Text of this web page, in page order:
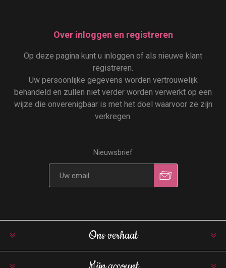
Over inloggen en registreren
Op deze pagina kunt u inloggen of als nieuwe klant
registreren.
Uw persoonlijke gegevens worden vertrouwelijk
behandeld en zullen niet verder worden verwerkt op een
wijze die onverenigbaar is met het doel waarvoor ze zijn
verkregen.
Nieuwsbrief
Ons verhaal